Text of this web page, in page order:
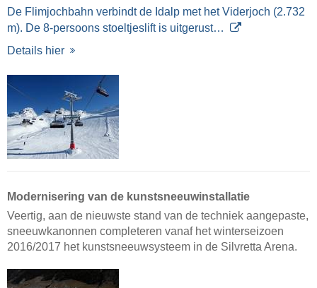
De Flimjochbahn verbindt de Idalp met het Viderjoch (2.732
m). De 8-persoons stoeltjeslift is uitgerust…
Details hier
Modernisering van de kunstsneeuwinstallatie
Veertig, aan de nieuwste stand van de techniek aangepaste,
sneeuwkanonnen completeren vanaf het winterseizoen
2016/2017 het kunstsneeuwsysteem in de Silvretta Arena.